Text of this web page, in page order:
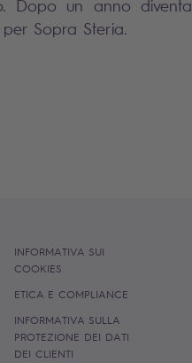
Dopo un anno diventa
Sopra Steria.
INFORMATIVA SUI
COOKIES
ETICA E COMPLIANCE
INFORMATIVA SULLA
PROTEZIONE DEI DATI
DEI CLIENTI